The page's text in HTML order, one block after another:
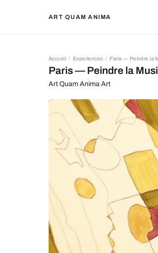
ART QUAM ANIMA
Accueil Experiences Paris — Peindre la
Paris — Peindre la
Art Quam Anima Art